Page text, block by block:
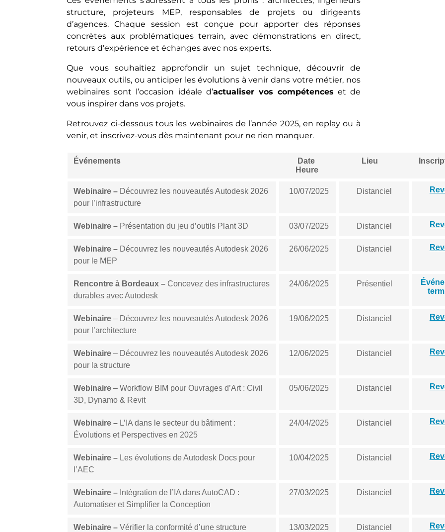
structure, projeteurs MEP, responsables de projets ou dirigeants
d’agences. Chaque session est conçue pour apporter des réponses
concrètes aux problématiques terrain, avec démonstrations en direct,
retours d’expérience et échanges avec nos experts.
Que vous souhaitiez approfondir un sujet technique, découvrir de
nouveaux outils, ou anticiper les évolutions à venir dans votre métier, nos
webinaires sont l’occasion idéale d’actualiser vos compétences et de
vous inspirer dans vos projets.
Retrouvez ci-dessous tous les webinaires de l’année 2025, en replay ou à
venir, et inscrivez-vous dès maintenant pour ne rien manquer.
Événements
Date
Heure
Lieu
Webinaire –Découvrez les nouveautés Autodesk 2026
pour l’infrastructure
10/07/2025 Distanciel
Webinaire –Présentation du jeu d’outils Plant 3D 03/07/2025 Distanciel
Webinaire –Découvrez les nouveautés Autodesk 2026
pour le MEP
26/06/2025 Distanciel
Rencontre à Bordeaux –Concevez des infrastructures
durables avec Autodesk
24/06/2025 Présentiel
Webinaire – Découvrez les nouveautés Autodesk 2026
pour l’architecture
19/06/2025 Distanciel
Webinaire – Découvrez les nouveautés Autodesk 2026
pour la structure
12/06/2025 Distanciel
Webinaire – Workflow BIM pour Ouvrages d’Art : Civil
3D, Dynamo & Revit
05/06/2025 Distanciel
Webinaire – L’IA dans le secteur du bâtiment :
Évolutions et Perspectives en 2025
24/04/2025 Distanciel
Webinaire – Les évolutions de Autodesk Docs pour
l’AEC
10/04/2025 Distanciel
Webinaire – Intégration de l’IA dans AutoCAD :
Automatiser et Simplifier la Conception
27/03/2025 Distanciel
Webinaire – Vérifier la conformité d’une structure
13/03/2025 Distanciel